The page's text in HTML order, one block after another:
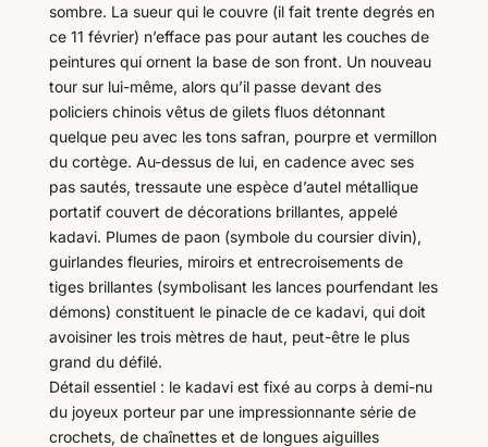
sombre. La sueur qui le couvre (il fait trente degrés en
ce 11 février) n’efface pas pour autant les couches de
peintures qui ornent la base de son front. Un nouveau
tour sur lui-même, alors qu’il passe devant des
policiers chinois vêtus de gilets fluos détonnant
quelque peu avec les tons safran, pourpre et vermillon
du cortège. Au-dessus de lui, en cadence avec ses
pas sautés, tressaute une espèce d’autel métallique
portatif couvert de décorations brillantes, appelé
kadavi. Plumes de paon (symbole du coursier divin),
guirlandes fleuries, miroirs et entrecroisements de
tiges brillantes (symbolisant les lances pourfendant les
démons) constituent le pinacle de ce kadavi, qui doit
avoisiner les trois mètres de haut, peut-être le plus
grand du défilé.
Détail essentiel : le kadavi est fixé au corps à demi-nu
du joyeux porteur par une impressionnante série de
crochets, de chaînettes et de longues aiguilles